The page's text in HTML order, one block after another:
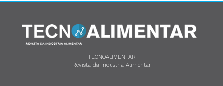
TECNOALIMENTAR
Revista da Indústria Alimentar